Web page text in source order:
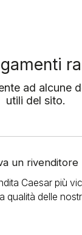
ad alcune
utili del sito.
un rivenditore
Caesar più
qualità delle